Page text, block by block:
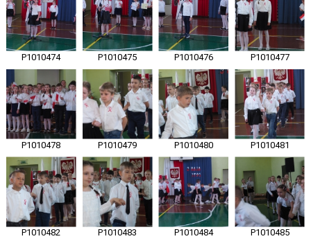
P1010474 P1010475 P1010476 P1010477
P1010478 P1010479 P1010480 P1010481
P1010482 P1010483 P1010484 P1010485